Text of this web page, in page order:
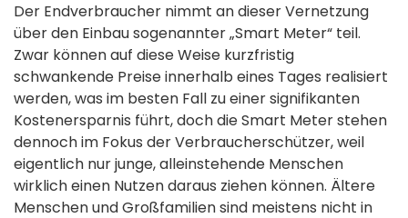
Der Endverbraucher nimmt an dieser Vernetzung
über den Einbau sogenannter „Smart Meter“ teil.
Zwar können auf diese Weise kurzfristig
schwankende Preise innerhalb eines Tages realisiert
werden, was im besten Fall zu einer signifikanten
Kostenersparnis führt, doch die Smart Meter stehen
dennoch im Fokus der Verbraucherschützer, weil
eigentlich nur junge, alleinstehende Menschen
wirklich einen Nutzen daraus ziehen können. Ältere
Menschen und Großfamilien sind meistens nicht in